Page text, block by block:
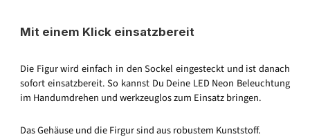
Mit einem Klick einsatzbereit
Die Figur wird einfach in den Sockel eingesteckt und ist danach
sofort einsatzbereit. So kannst Du Deine LED Neon Beleuchtung
im Handumdrehen und werkzeuglos zum Einsatz bringen.
Das Gehäuse und die Firgur sind aus robustem Kunststoff.